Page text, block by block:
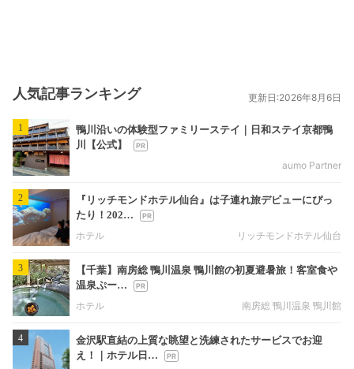
人気記事ランキング 更新日:2026年8月6日
1
鴨川沿いの体験型ファミリーステイ｜日和ステイ京都鴨
川【公式】
aumo Partner
2
『リッチモンドホテル仙台』は子連れ旅デビューにぴっ
たり！202…
ホテル
リッチモンドホテル仙台
3
【千葉】南房総 鴨川温泉 鴨川館の初夏避暑旅！客室食や
温泉ぷー…
ホテル
南房総 鴨川温泉 鴨川館
4
金沢駅直結の上質な眺望と洗練されたサービスでお迎
え！｜ホテル日…